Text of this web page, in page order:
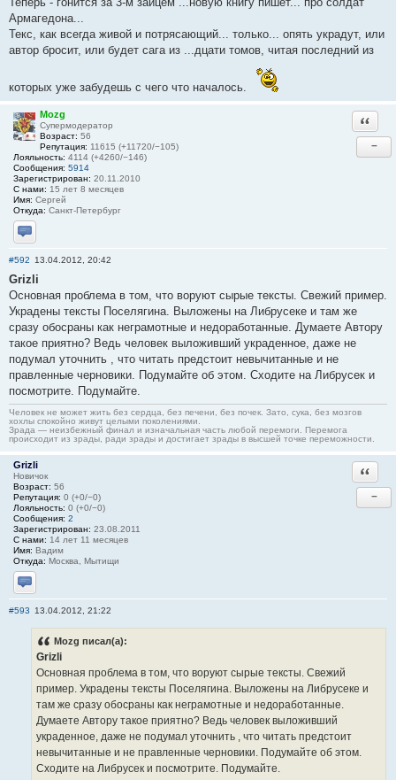
Армагедона...
Текс, как всегда живой и потрясающий... только... опять украдут, или
автор бросит, или будет сага из ...дцати томов, читая последний из
которых уже забудешь с чего что началось.
Mozg
Супермодератор
Возраст: 56
Репутация: 11615 (+11720/−105)
Лояльность: 4114 (+4260/−146)
Сообщения: 5914
Зарегистрирован: 20.11.2010
С нами: 15 лет 8 месяцев
Имя: Сергей
Откуда: Санкт-Петербург
Отправить личное сообщение
−
#592 13.04.2012, 20:42
Grizli
Основная проблема в том, что воруют сырые тексты. Свежий пример.
Украдены тексты Поселягина. Выложены на Либрусеке и там же
сразу обосраны как неграмотные и недоработанные. Думаете Автору
такое приятно? Ведь человек выложивший украденное, даже не
подумал уточнить , что читать предстоит невычитанные и не
правленные черновики. Подумайте об этом. Сходите на Либрусек и
посмотрите. Подумайте.
Человек не может жить без сердца, без печени, без почек. Зато, сука, без мозгов
хохлы спокойно живут целыми поколениями.
Зрада — неизбежный финал и изначальная часть любой перемоги. Перемога
происходит из зрады, ради зрады и достигает зрады в высшей точке переможности.
Grizli
Новичок
Возраст: 56
Репутация: 0 (+0/−0)
Лояльность: 0 (+0/−0)
Сообщения: 2
Зарегистрирован: 23.08.2011
С нами: 14 лет 11 месяцев
Имя: Вадим
Откуда: Москва, Мытищи
Отправить личное сообщение
−
#593 13.04.2012, 21:22
Mozg писал(а):
Grizli
Основная проблема в том, что воруют сырые тексты. Свежий
пример. Украдены тексты Поселягина. Выложены на Либрусеке и
там же сразу обосраны как неграмотные и недоработанные.
Думаете Автору такое приятно? Ведь человек выложивший
украденное, даже не подумал уточнить , что читать предстоит
невычитанные и не правленные черновики. Подумайте об этом.
Сходите на Либрусек и посмотрите. Подумайте.